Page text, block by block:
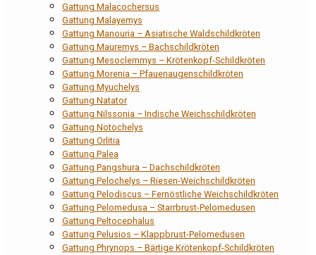
Gattung Malacochersus
Gattung Malayemys
Gattung Manouria – Asiatische Waldschildkröten
Gattung Mauremys – Bachschildkröten
Gattung Mesoclemmys – Krötenkopf-Schildkröten
Gattung Morenia – Pfauenaugenschildkröten
Gattung Myuchelys
Gattung Natator
Gattung Nilssonia – Indische Weichschildkröten
Gattung Notochelys
Gattung Orlitia
Gattung Palea
Gattung Pangshura – Dachschildkröten
Gattung Pelochelys – Riesen-Weichschildkröten
Gattung Pelodiscus – Fernöstliche Weichschildkröten
Gattung Pelomedusa – Starrbrust-Pelomedusen
Gattung Peltocephalus
Gattung Pelusios – Klappbrust-Pelomedusen
Gattung Phrynops – Bärtige Krötenkopf-Schildkröten